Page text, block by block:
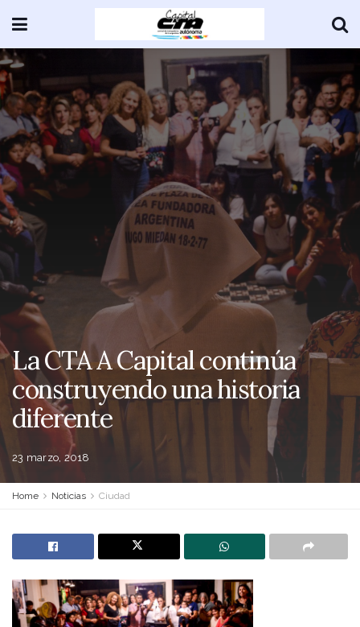
La CTA A Capital continúa
construyendo una historia
diferente
23 marzo, 2018
Home Noticias Ciudad